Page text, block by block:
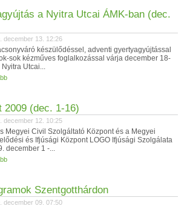
a Nyitra Utcai ÁMK-ban (dec.
december 13. 12:26
készülődéssel, adventi gyertyagyújtással
sok kézműves foglalkozással várja december 18-
Nyitra Utcai...
2009 (dec. 1-16)
december 12. 10:25
Megyei Civil Szolgáltató Központ és a Megyei
és Ifjúsági Központ LOGO Ifjúsági Szolgálata
december 1 -...
Szentgotthárdon
december 09. 07:50